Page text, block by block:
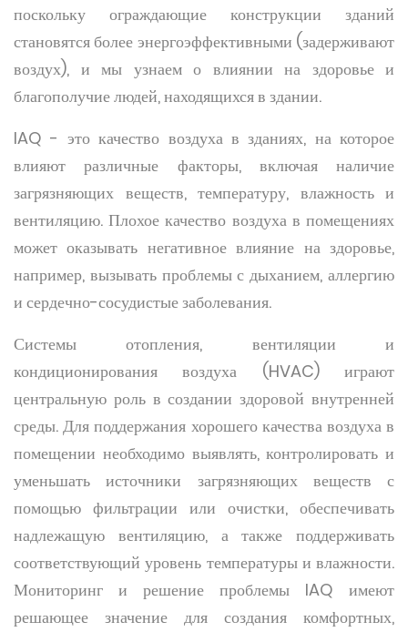
поскольку ограждающие конструкции зданий
становятся более энергоэффективными (задерживают
воздух), и мы узнаем о влиянии на здоровье и
благополучие людей, находящихся в здании.
IAQ - это качество воздуха в зданиях, на которое
влияют различные факторы, включая наличие
загрязняющих веществ, температуру, влажность и
вентиляцию. Плохое качество воздуха в помещениях
может оказывать негативное влияние на здоровье,
например, вызывать проблемы с дыханием, аллергию
и сердечно-сосудистые заболевания.
Системы отопления, вентиляции и
кондиционирования воздуха (HVAC) играют
центральную роль в создании здоровой внутренней
среды. Для поддержания хорошего качества воздуха в
помещении необходимо выявлять, контролировать и
уменьшать источники загрязняющих веществ с
помощью фильтрации или очистки, обеспечивать
надлежащую вентиляцию, а также поддерживать
соответствующий уровень температуры и влажности.
Мониторинг и решение проблемы IAQ имеют
решающее значение для создания комфортных,